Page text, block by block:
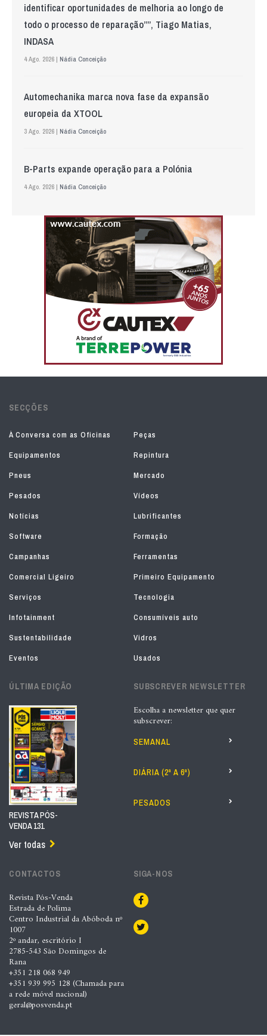
identificar oportunidades de melhoria ao longo de
todo o processo de reparação””, Tiago Matias,
INDASA
4 Ago. 2026 | Nádia Conceição
Automechanika marca nova fase da expansão
europeia da XTOOL
3 Ago. 2026 | Nádia Conceição
B-Parts expande operação para a Polónia
4 Ago. 2026 | Nádia Conceição
SECÇÕES
À Conversa com as Oficinas
Peças
Equipamentos
Repintura
Pneus
Mercado
Pesados
Vídeos
Notícias
Lubrificantes
Software
Formação
Campanhas
Ferramentas
Comercial Ligeiro
Primeiro Equipamento
Serviços
Tecnologia
Infotainment
Consumíveis auto
Sustentabilidade
Vidros
Eventos
Usados
ÚLTIMA EDIÇÃO
REVISTA PÓS-
VENDA 131
Ver todas
SUBSCREVER NEWSLETTER
Escolha a newsletter que quer
subscrever:
SEMANAL
DIÁRIA (2ª A 6ª)
PESADOS
CONTACTOS
Revista Pós-Venda
Estrada de Polima
Centro Industrial da Abóboda nº
1007
2º andar, escritório I
2785-543 São Domingos de
Rana
+351 218 068 949
+351 939 995 128 (Chamada para
a rede móvel nacional)
geral@posvenda.pt
SIGA-NOS